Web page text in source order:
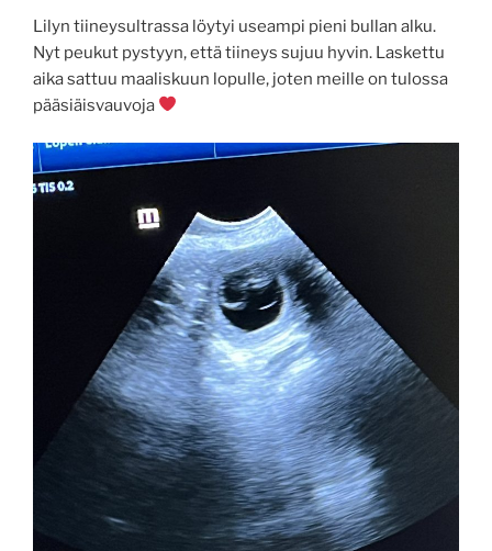
Lilyn tiineysultrassa löytyi useampi pieni bullan alku.
Nyt peukut pystyyn, että tiineys sujuu hyvin. Laskettu
aika sattuu maaliskuun lopulle, joten meille on tulossa
pääsiäisvauvoja